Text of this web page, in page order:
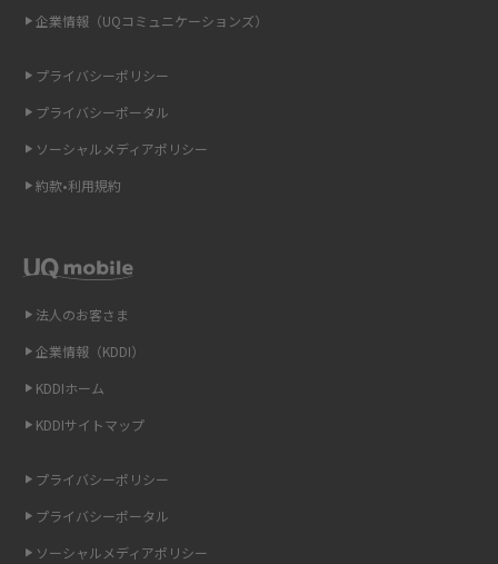
の違いを解説
ギガバイト（GB）とは？1GBの目安やギガが足りない時の対処法を紹介
Wi-Fi 6とは？Wi-Fi 5との違いやメリットと注意点、規格の種類も解説
光ファイバーとは？仕組みやメリット・デメリットを初心者向けにわかり
ストリーミング再生とは？ダウンロードとの違いやメリット・デメリット
引っ越し費用の相場は？ひとり暮らしや家族の場合の目安や費用を抑える
法人のお客さま
企業情報（KDDI）
KDDIホーム
KDDIサイトマップ
プライバシーポリシー
プライバシーポータル
ソーシャルメディアポリシー
企業情報（UQコミュニケーションズ）
プライバシーポリシー
プライバシーポータル
ソーシャルメディアポリシー
約款•利用規約